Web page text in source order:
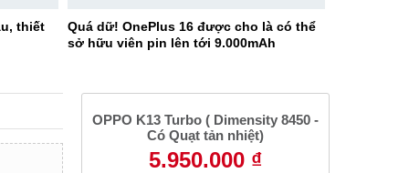
thiết
Quá dữ! OnePlus 16 được cho là có thể
sở hữu viên pin lên tới 9.000mAh
OPPO K13 Turbo ( Dimensity 8450 -
Có Quạt tản nhiệt)
5.950.000 ₫